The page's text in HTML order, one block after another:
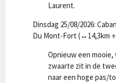
Laurent.
Dinsdag 25/08/2026:
Du Mont-Fort (↔14,3km
Opnieuw een
zwaarte zit in de
naar een hoge pas/